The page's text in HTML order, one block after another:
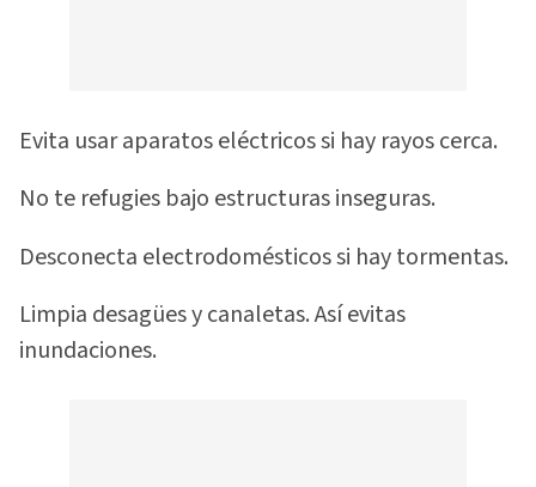
Evita usar aparatos eléctricos si hay rayos cerca.
No te refugies bajo estructuras inseguras.
Desconecta electrodomésticos si hay tormentas.
Limpia desagües y canaletas. Así evitas
inundaciones.